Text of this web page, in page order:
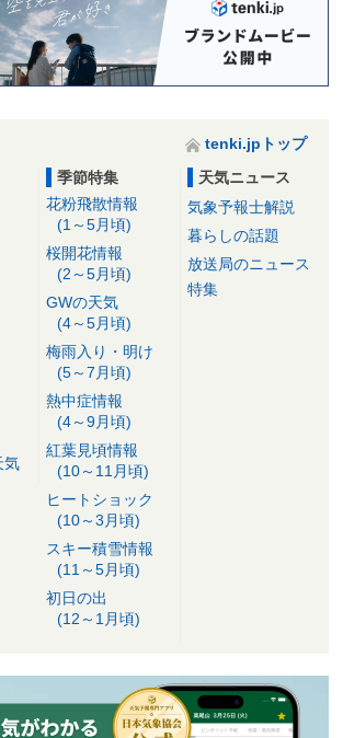
tenki.jpトップ
気
季節特集
花粉飛散情報
(1～5月頃)
桜開花情報
(2～5月頃)
GWの天気
(4～5月頃)
梅雨入り・明け
(5～7月頃)
熱中症情報
(4～9月頃)
紅葉見頃情報
(10～11月頃)
ヒートショック
(10～3月頃)
スキー積雪情報
(11～5月頃)
初日の出
(12～1月頃)
天気ニュース
気象予報士解説
暮らしの話題
放送局のニュース
特集